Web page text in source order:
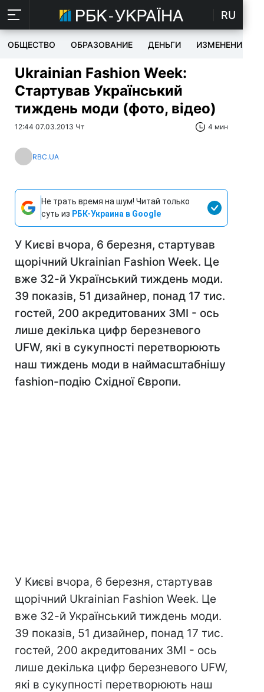
RU
ОБЩЕСТВО ОБРАЗОВАНИЕ ДЕНЬГИ ИЗМЕНЕНИЯ
Ukrainian Fashion Week:
Стартував Український
тиждень моди (фото, відео)
12:44 07.03.2013 Чт 4 мин
RBC.UA
Не трать время на шум! Читай только
суть из РБК-Украина в Google
У Києві вчора, 6 березня, стартував
щорічний Ukrainian Fashion Week. Це
вже 32-й Український тиждень моди.
39 показів, 51 дизайнер, понад 17 тис.
гостей, 200 акредитованих ЗМІ - ось
лише декілька цифр березневого
UFW, які в сукупності перетворюють
наш тиждень моди в наймасштабнішу
fashion-подію Східної Європи.
У Києві вчора, 6 березня, стартував
щорічний Ukrainian Fashion Week. Це
вже 32-й Український тиждень моди.
39 показів, 51 дизайнер, понад 17 тис.
гостей, 200 акредитованих ЗМІ - ось
лише декілька цифр березневого UFW,
які в сукупності перетворюють наш